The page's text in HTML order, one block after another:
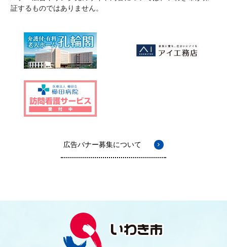
証するものではありません。
広告バナー募集について